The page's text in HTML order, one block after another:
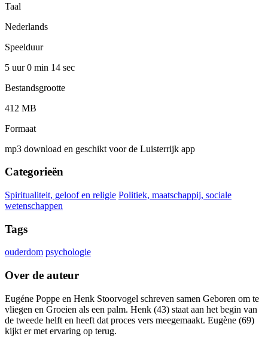
Taal
Nederlands
Speelduur
5 uur 0 min 14 sec
Bestandsgrootte
412 MB
Formaat
mp3 download en geschikt voor de Luisterrijk app
Categorieën
Spiritualiteit, geloof en religie Politiek, maatschappij, sociale
wetenschappen
Tags
ouderdom psychologie
Over de auteur
Eugéne Poppe en Henk Stoorvogel schreven samen Geboren om te
vliegen en Groeien als een palm. Henk (43) staat aan het begin van
de tweede helft en heeft dat proces vers meegemaakt. Eugène (69)
kijkt er met ervaring op terug.